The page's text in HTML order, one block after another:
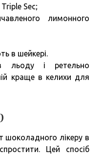
Sec;
лимонного
в шейкері.
льоду і ретельно
краще в келихи для
шоколадного лікеру в
Цей спосіб